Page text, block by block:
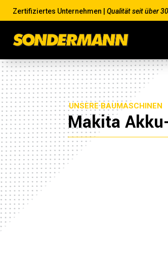
Zertifiziertes Unternehmen | Qualität seit über
UNSERE BAUMASCHINEN
Makita